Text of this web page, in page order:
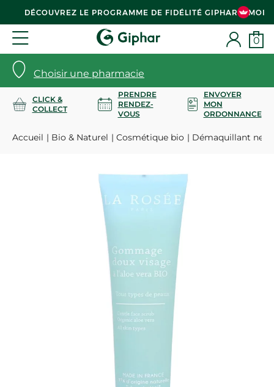
DÉCOUVREZ LE PROGRAMME DE FIDÉLITÉ GIPHAR & MOI
Choisir une pharmacie
0
CLICK &
COLLECT
PRENDRE
RENDEZ-
VOUS
ENVOYER
MON
ORDONNANCE
Accueil Bio & Naturel Cosmétique bio Démaquillant